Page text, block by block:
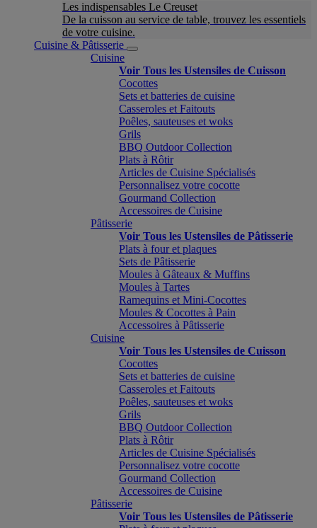
Les indispensables Le Creuset
De la cuisson au service de table, trouvez les essentiels
de votre cuisine.
Cuisine & Pâtisserie
Cuisine
Voir Tous les Ustensiles de Cuisson
Cocottes
Sets et batteries de cuisine
Casseroles et Faitouts
Poêles, sauteuses et woks
Grils
BBQ Outdoor Collection
Plats à Rôtir
Articles de Cuisine Spécialisés
Personnalisez votre cocotte
Gourmand Collection
Accessoires de Cuisine
Pâtisserie
Voir Tous les Ustensiles de Pâtisserie
Plats à four et plaques
Sets de Pâtisserie
Moules à Gâteaux & Muffins
Moules à Tartes
Ramequins et Mini-Cocottes
Moules & Cocottes à Pain
Accessoires à Pâtisserie
Cuisine
Voir Tous les Ustensiles de Cuisson
Cocottes
Sets et batteries de cuisine
Casseroles et Faitouts
Poêles, sauteuses et woks
Grils
BBQ Outdoor Collection
Plats à Rôtir
Articles de Cuisine Spécialisés
Personnalisez votre cocotte
Gourmand Collection
Accessoires de Cuisine
Pâtisserie
Voir Tous les Ustensiles de Pâtisserie